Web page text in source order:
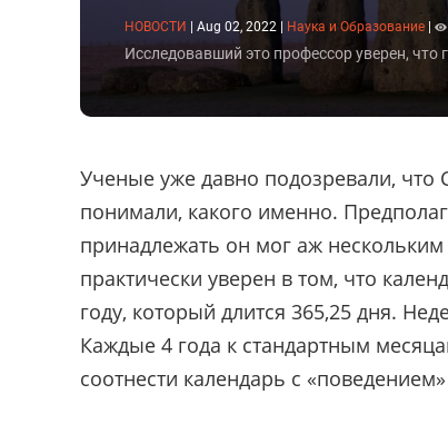
НОВОСТИ | Aug 02, 2022 Наука и Образование
Исследовавший это профессор уверен,
Ученые уже давно подозревали,
понимали, какого именно.
принадлежать он мог аж
практически уверен в том, что
году, который длится 365,25 дня.
Каждые 4 года к стандартным
соотнести календарь с